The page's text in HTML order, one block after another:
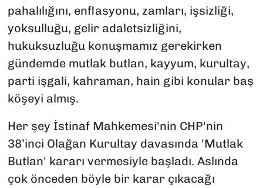
pahalılığını, enflasyonu, zamları, işsizliği,
yoksulluğu, gelir adaletsizliğini,
hukuksuzluğu konuşmamız gerekirken
gündemde mutlak butlan, kayyum, kurultay,
parti işgali, kahraman, hain gibi konular baş
köşeyi almış.
Her şey İstinaf Mahkemesi'nin CHP'nin
38’inci Olağan Kurultay davasında 'Mutlak
Butlan' kararı vermesiyle başladı. Aslında
çok önceden böyle bir karar çıkacağı
TEKNOLOJİ
YAŞAM
YEREL YÖNETİMLER